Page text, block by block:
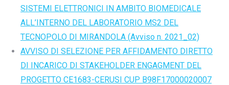
SISTEMI ELETTRONICI IN AMBITO BIOMEDICALE
ALL’INTERNO DEL LABORATORIO MS2 DEL
TECNOPOLO DI MIRANDOLA (Avviso n. 2021_02)
AVVISO DI SELEZIONE PER AFFIDAMENTO DIRETTO
DI INCARICO DI STAKEHOLDER ENGAGMENT DEL
PROGETTO CE1683-CERUSI CUP B98F17000020007